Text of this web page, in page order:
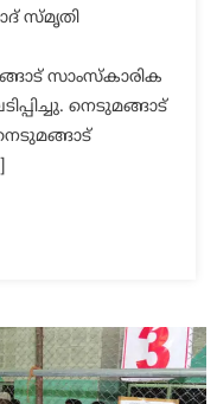
സ്മൃതി
സാംസ്കാരിക
നെടുമങ്ങാട്